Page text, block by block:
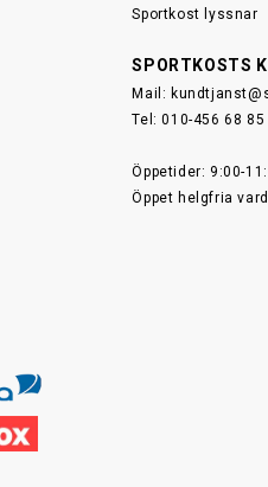
Sportkost lyssnar
SPORTKOSTS
Mail:
Tel: 010-456 68 85
Öppetider: 9:00-
Öppet helgfria